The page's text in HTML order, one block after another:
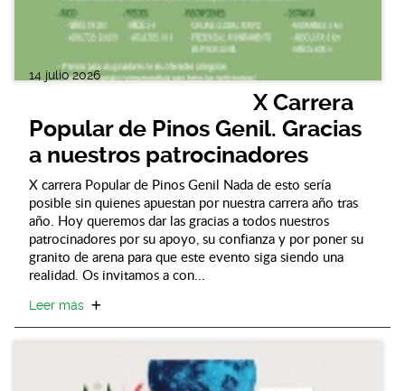
14 julio 2026
X Carrera
Popular de Pinos Genil. Gracias
a nuestros patrocinadores
X carrera Popular de Pinos Genil Nada de esto sería
posible sin quienes apuestan por nuestra carrera año tras
año. Hoy queremos dar las gracias a todos nuestros
patrocinadores por su apoyo, su confianza y por poner su
granito de arena para que este evento siga siendo una
realidad. Os invitamos a con...
Leer más